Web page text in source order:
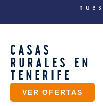
CASAS
RURALES EN
TENERIFE
VER OFERTAS